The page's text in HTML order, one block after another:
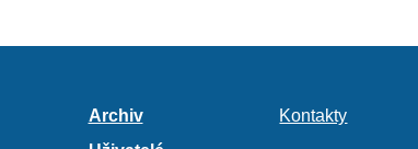
Archiv
Kontakty